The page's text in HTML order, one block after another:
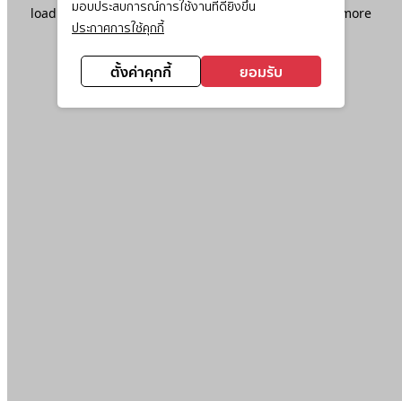
มอบประสบการณ์การใช้งานที่ดียิ่งขึ้น
ประกาศการใช้คุกกี้
ตั้งค่าคุกกี้ ยอมรับ
loadingwww.ktc.co.th(see the browser console
for more
information).